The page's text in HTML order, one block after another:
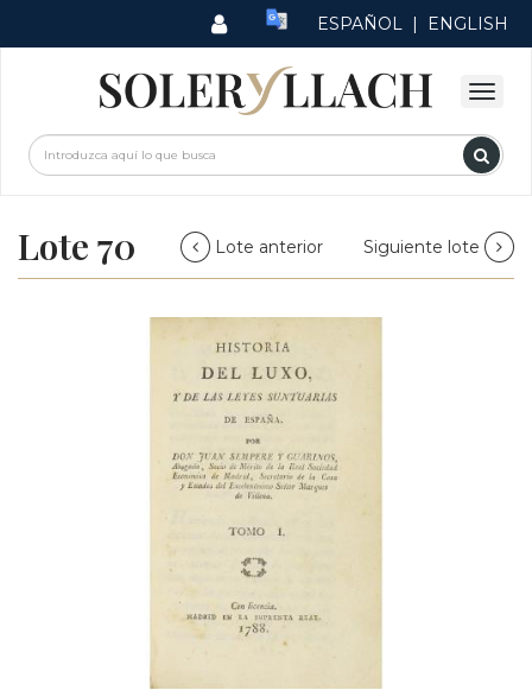
ESPAÑOL | ENGLISH
Lote 70 Lote anterior Siguiente lote